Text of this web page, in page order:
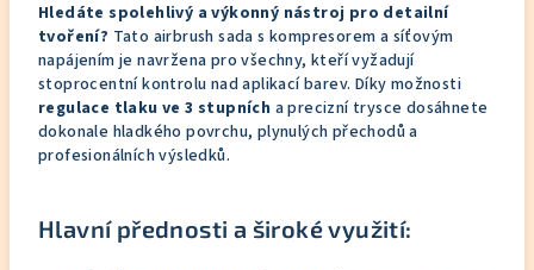
Hledáte spolehlivý a výkonný nástroj pro detailní
tvoření? Tato airbrush sada s kompresorem a síťovým
napájením je navržena pro všechny, kteří vyžadují
stoprocentní kontrolu nad aplikací barev. Díky možnosti
regulace tlaku ve 3 stupních a precizní trysce dosáhnete
dokonale hladkého povrchu, plynulých přechodů a
profesionálních výsledků.
Hlavní přednosti a široké využití: